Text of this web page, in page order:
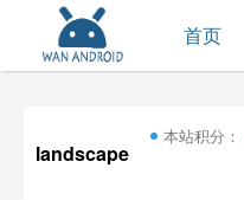
首页
landscape
本站积分：